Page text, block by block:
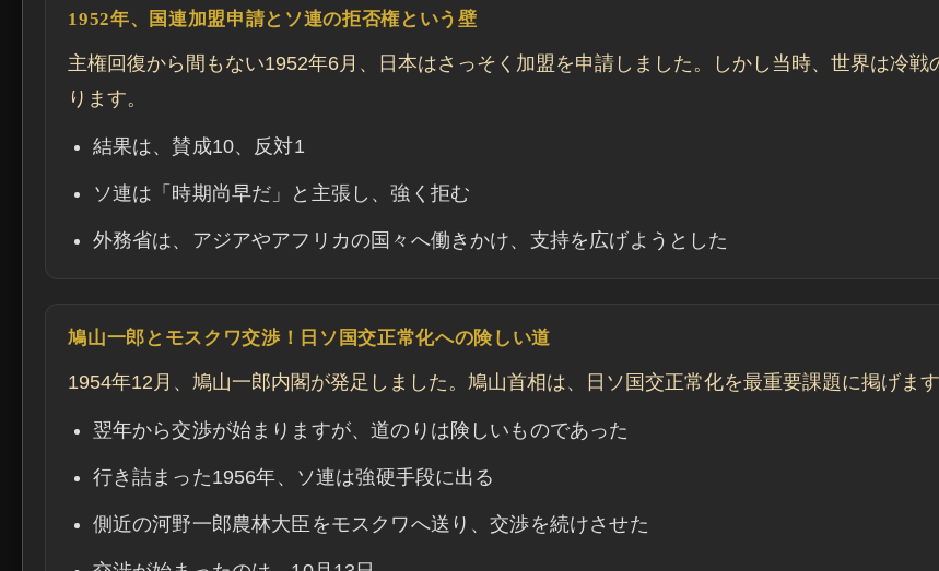
1952年、国連加盟申請とソ連の拒否権という壁
主権回復から間もない1952年6月、日本はさっそく加盟を申請しました。しかし当時、世界は冷戦
ります。
結果は、賛成10、反対1
ソ連は「時期尚早だ」と主張し、強く拒む
外務省は、アジアやアフリカの国々へ働きかけ、支持を広げようとした
鳩山一郎とモスクワ交渉！日ソ国交正常化への険しい道
1954年12月、鳩山一郎内閣が発足しました。鳩山首相は、日ソ国交正常化を最重要課題に掲げます
翌年から交渉が始まりますが、道のりは険しいものであった
行き詰まった1956年、ソ連は強硬手段に出る
側近の河野一郎農林大臣をモスクワへ送り、交渉を続けさせた